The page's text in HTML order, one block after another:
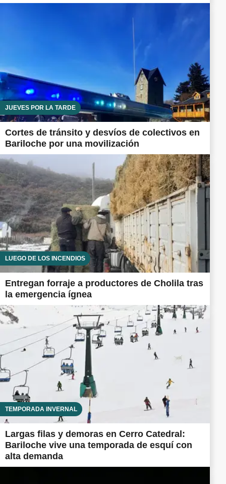
JUEVES POR LA TARDE
Cortes de tránsito y desvíos de colectivos en
Bariloche por una movilización
LUEGO DE LOS INCENDIOS
Entregan forraje a productores de Cholila tras
la emergencia ígnea
TEMPORADA INVERNAL
Largas filas y demoras en Cerro Catedral:
Bariloche vive una temporada de esquí con
alta demanda